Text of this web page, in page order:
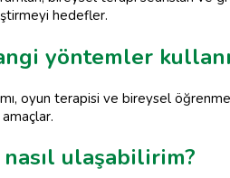
hedefler.
yöntemler
oyun terapisi ve bireysel
ulaşabilirim?